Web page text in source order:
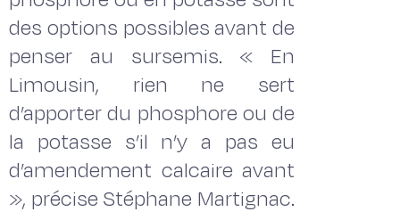
des options possibles avant de
penser au sursemis. « En
Limousin, rien ne sert
d’apporter du phosphore ou de
la potasse s’il n’y a pas eu
d’amendement calcaire avant
», précise Stéphane Martignac.